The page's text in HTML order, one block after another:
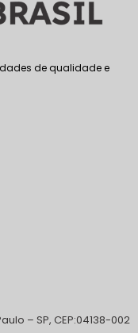
de qualidade e
– SP, CEP:04138-002